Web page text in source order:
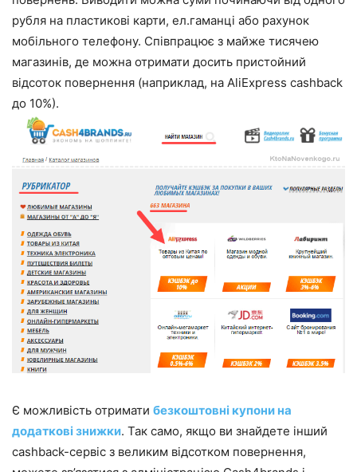
рубля на пластикові карти, ел.гаманці або рахунок
мобільного телефону. Співпрацює з майже тисячею
магазинів, де можна отримати досить пристойний
відсоток повернення (наприклад, на AliExpress cashback
до 10%).
Є можливість отримати безкоштовні купони на
додаткові знижки. Так само, якщо ви знайдете інший
cashback-сервіс з великим відсотком повернення,